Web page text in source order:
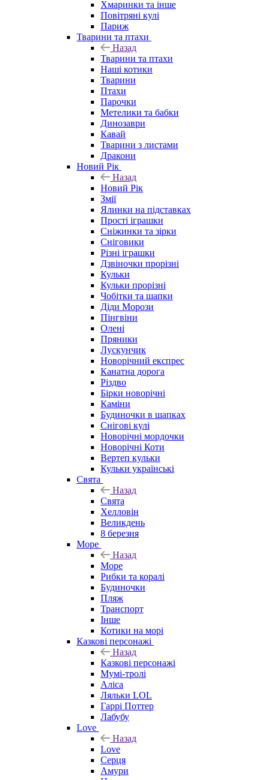
Хмаринки та інше
Повітряні кулі
Париж
Тварини та птахи
Назад
Тварини та птахи
Наші котики
Тварини
Птахи
Парочки
Метелики та бабки
Динозаври
Кавай
Тварини з листами
Дракони
Новий Рік
Назад
Новий Рік
Змії
Ялинки на підставках
Прості іграшки
Сніжинки та зірки
Сніговики
Різні іграшки
Дзвіночки прорізні
Кульки
Кульки прорізні
Чобітки та шапки
Діди Морози
Пінгвіни
Олені
Пряники
Лускунчик
Новорічний експрес
Канатна дорога
Різдво
Бірки новорічні
Каміни
Будиночки в шапках
Снігові кулі
Новорічні мордочки
Новорічні Коти
Вертеп кульки
Кульки українські
Свята
Назад
Свята
Хелловін
Великдень
8 березня
Море
Назад
Море
Рибки та коралі
Будиночки
Пляж
Транспорт
Інше
Котики на морі
Казкові персонажі
Назад
Казкові персонажі
Мумі-тролі
Аліса
Ляльки LOL
Гаррі Поттер
Лабубу
Love
Назад
Love
Серця
Амури